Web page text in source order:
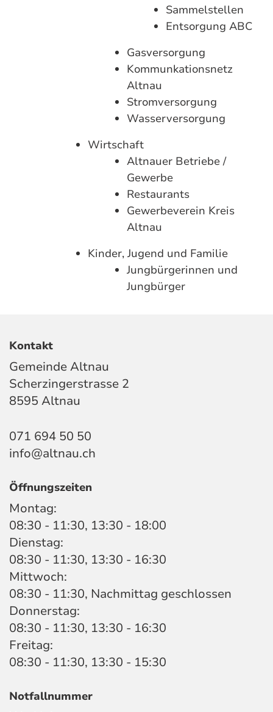
Sammelstellen
Entsorgung ABC
Gasversorgung
Kommunkationsnetz
Altnau
Stromversorgung
Wasserversorgung
Wirtschaft
Altnauer Betriebe /
Gewerbe
Restaurants
Gewerbeverein Kreis
Altnau
Kinder, Jugend und Familie
Jungbürgerinnen und
Jungbürger
Kontakt
Gemeinde Altnau
Scherzingerstrasse 2
8595 Altnau
071 694 50 50
info@altnau.ch
Öffnungszeiten
Montag:
08:30 - 11:30, 13:30 - 18:00
Dienstag:
08:30 - 11:30, 13:30 - 16:30
Mittwoch:
08:30 - 11:30, Nachmittag geschlossen
Donnerstag:
08:30 - 11:30, 13:30 - 16:30
Freitag:
08:30 - 11:30, 13:30 - 15:30
Notfallnummer